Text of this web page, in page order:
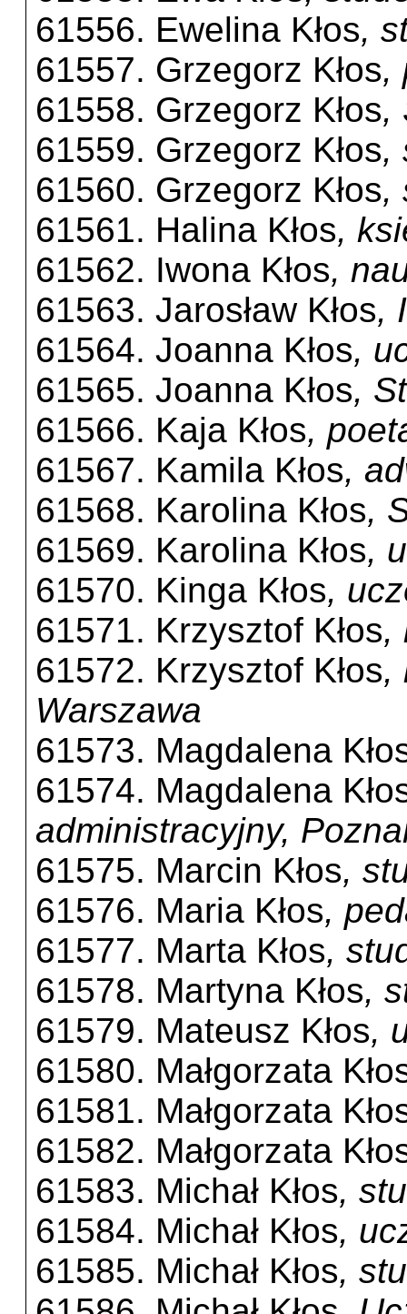
61556. Ewelina Kłos,
61557. Grzegorz Kłos,
61558. Grzegorz Kłos,
61559. Grzegorz Kłos,
61560. Grzegorz Kłos,
61561. Halina Kłos,
61562. Iwona Kłos,
61563. Jarosław Kłos,
61564. Joanna Kłos,
61565. Joanna Kłos,
61566. Kaja Kłos,
61567. Kamila Kłos,
61568. Karolina Kłos,
61569. Karolina Kłos,
61570. Kinga Kłos,
61571. Krzysztof Kłos,
61572. Krzysztof Kłos,
Warszawa
61573. Magdalena
61574. Magdalena
administracyjny,
61575. Marcin Kłos,
61576. Maria Kłos,
61577. Marta Kłos,
61578. Martyna Kłos,
61579. Mateusz Kłos,
61580. Małgorzata
61581. Małgorzata
61582. Małgorzata
61583. Michał Kłos,
61584. Michał Kłos,
61585. Michał Kłos,